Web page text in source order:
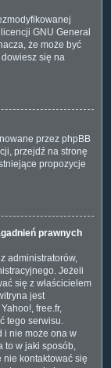
GNU General
że może być
się na
przez phpBB
przejdź na stronę
propozycje
prawnych
administratorów,
Jeżeli
się z właścicielem
jest
free.fr,
tego serwisu.
i nie może ona w
to w jaki sposób,
nie kontaktować się